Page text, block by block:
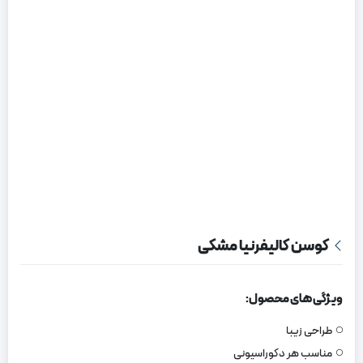
کوسن کالیفرنیا مشکی
ویژگی های محصول:
طراحی زیبا
مناسب هر دکوراسیونی